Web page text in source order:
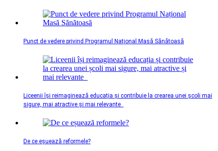
Punct de vedere privind Programul Național Masă Sănătoasă
Liceenii își reimaginează educația și contribuie la crearea unei școli mai
sigure, mai atractive și mai relevante
De ce eșuează reformele?